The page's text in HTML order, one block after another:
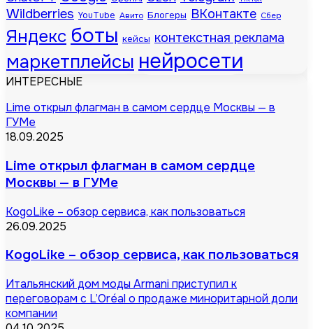
Wildberries YouTube Авито Блогеры ВКонтакте Сбер
Яндекс боты кейсы контекстная реклама
маркетплейсы нейросети
ИНТЕРЕСНЫЕ
Lime открыл флагман в самом сердце Москвы — в
ГУМе
18.09.2025
Lime открыл флагман в самом сердце
Москвы — в ГУМе
KogoLike – обзор сервиса, как пользоваться
26.09.2025
KogoLike – обзор сервиса, как пользоваться
Итальянский дом моды Armani приступил к
переговорам с L’Oréal о продаже миноритарной доли
компании